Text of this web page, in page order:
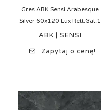
Gres ABK Sensi Arabesque
Silver 60x120 Lux Rett.Gat.1
ABK | SENSI
Zapytaj o cenę!